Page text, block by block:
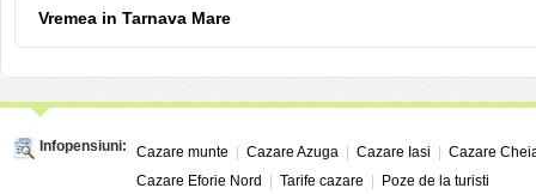
Vremea in Tarnava Mare
Infopensiuni: Cazare munte Cazare Azuga Cazare Iasi
Cazare
Cazare Eforie Nord
Tarife cazare
Poze de la turisti